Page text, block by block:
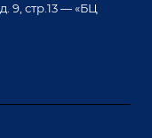
9, стр.13 — «БЦ